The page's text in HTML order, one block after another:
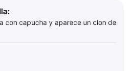
con capucha y aparece un clon de